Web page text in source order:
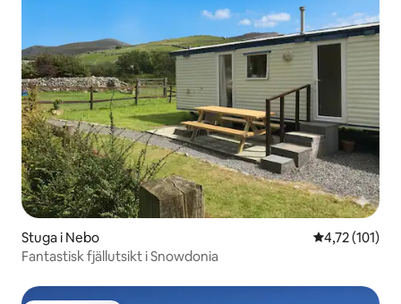
Stuga i Nebo 4,72 av 5 i
4,72 (101)
Fantastisk fjällutsikt i Snowdonia